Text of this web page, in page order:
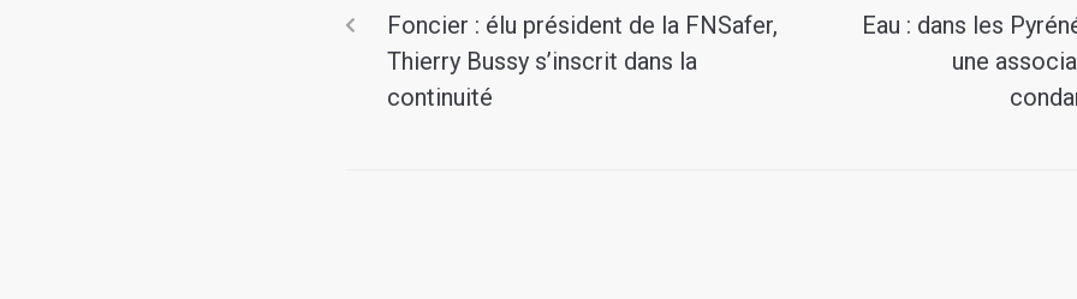
Foncier : élu président de la FNSafer,
Thierry Bussy s’inscrit dans la
continuité
Eau : dans les
une